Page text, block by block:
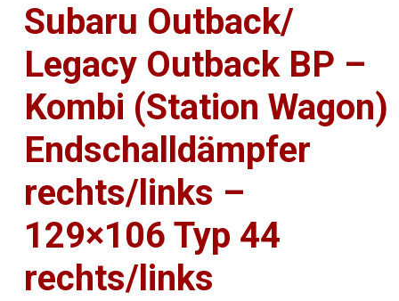
Subaru Outback/
Legacy Outback BP –
Kombi (Station Wagon)
Endschalldämpfer
rechts/links –
129×106 Typ 44
rechts/links